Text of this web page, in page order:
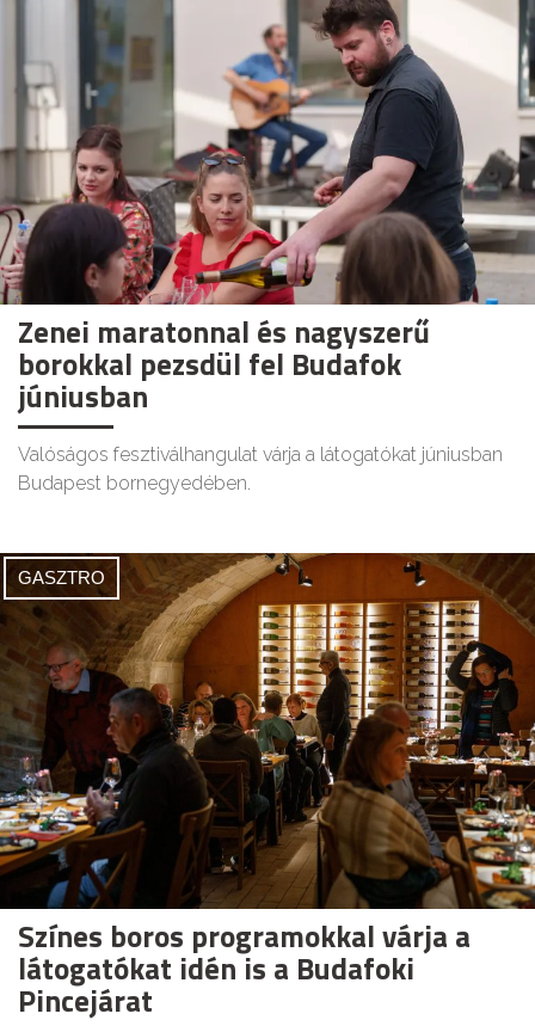
Zenei maratonnal és nagyszerű
borokkal pezsdül fel Budafok
júniusban
Valóságos fesztiválhangulat várja a látogatókat júniusban
Budapest bornegyedében.
GASZTRO
Színes boros programokkal várja a
látogatókat idén is a Budafoki
Pincejárat